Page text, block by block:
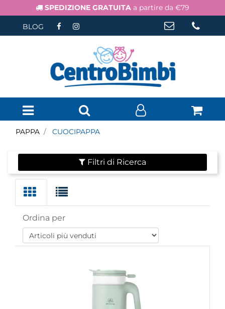
SPEDIZIONE GRATUITA a partire da €79
BLOG
Open menu
PAPPA CUOCIPAPPA
Filtri di Ricerca
Ordina per